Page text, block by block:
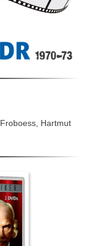
1970-73
Hartmut